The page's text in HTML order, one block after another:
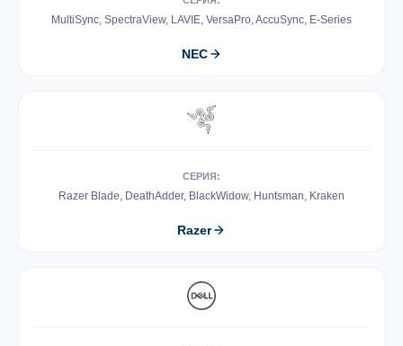
MultiSync, SpectraView, LAVIE, VersaPro, AccuSync, E-Series
NEC
СЕРИЯ:
Razer Blade, DeathAdder, BlackWidow, Huntsman, Kraken
Razer